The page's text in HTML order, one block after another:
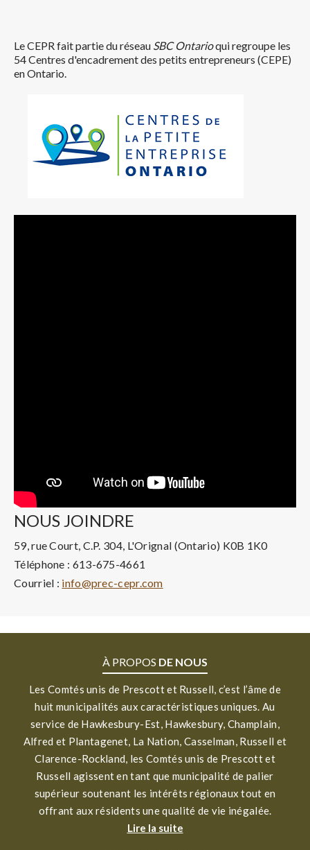
Le CEPR fait partie du réseau SBC Ontarioqui regroupe les
54 Centres d'encadrement des petits entrepreneurs (CEPE)
en Ontario.
NOUS JOINDRE
59, rue Court, C.P. 304, L'Orignal (Ontario) K0B 1K0
Téléphone : 613-675-4661
Courriel : info@prec-cepr.com
À PROPOS DE NOUS
Les Comtés unis de Prescott et Russell, c’est l’âme de
huit municipalités aux caractéristiques uniques. Au
service de Hawkesbury-Est, Hawkesbury, Champlain,
Alfred et Plantagenet, La Nation, Casselman, Russell et
Clarence-Rockland, les Comtés unis de Prescott et
Russell agissent en tant que municipalité de palier
supérieur soutenant les intérêts régionaux tout en
offrant aux résidents une qualité de vie inégalée.
Lire la suite